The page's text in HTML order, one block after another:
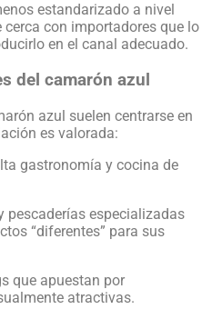
estandarizado a nivel
con importadores que lo
en el canal adecuado.
del camarón azul
azul suelen centrarse en
es valorada:
gastronomía y cocina de
pescaderías especializadas
“diferentes” para sus
que apuestan por
atractivas.